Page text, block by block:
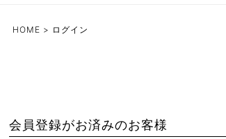
HOME ログイン
会員登録がお済みのお客様